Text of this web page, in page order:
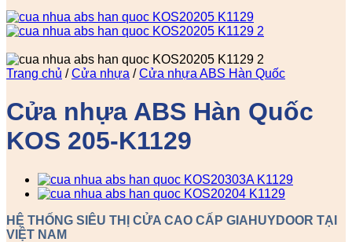
Trang chủ / Cửa nhựa / Cửa nhựa ABS Hàn Quốc
Cửa nhựa ABS Hàn Quốc
KOS 205-K1129
HỆ THỐNG SIÊU THỊ CỬA CAO CẤP GIAHUYDOOR TẠI
VIỆT NAM